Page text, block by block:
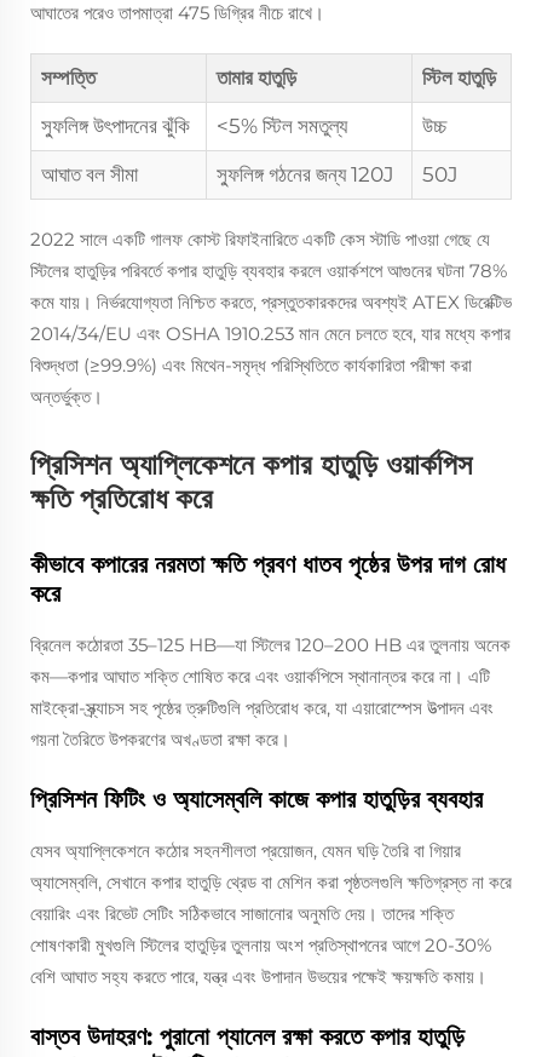
আঘাতের পরেও তাপমাত্রা 475 ডিগ্রির নীচে রাখে।
সম্পত্তি তামার হাতুড়ি
স্টিল হাতুড়ি
স্ফুলিঙ্গ উৎপাদনের ঝুঁকি
<5% স্টিল সমতুল্য
উচ্চ
আঘাত বল সীমা
স্ফুলিঙ্গ গঠনের জন্য 120J 50J
2022 সালে একটি গালফ কোস্ট রিফাইনারিতে একটি কেস স্টাডি পাওয়া গেছে যে
স্টিলের হাতুড়ির পরিবর্তে কপার হাতুড়ি ব্যবহার করলে ওয়ার্কশপে আগুনের ঘটনা 78%
কমে যায়। নির্ভরযোগ্যতা নিশ্চিত করতে, প্রস্তুতকারকদের অবশ্যই ATEX ডিরেক্টিভ
2014/34/EU এবং OSHA 1910.253 মান মেনে চলতে হবে, যার মধ্যে কপার
বিশুদ্ধতা (≥99.9%) এবং মিথেন-সমৃদ্ধ পরিস্থিতিতে কার্যকারিতা পরীক্ষা করা
অন্তর্ভুক্ত।
প্রিসিশন অ্যাপ্লিকেশনে কপার হাতুড়ি ওয়ার্কপিস
ক্ষতি প্রতিরোধ করে
কীভাবে কপারের নরমতা ক্ষতি প্রবণ ধাতব পৃষ্ঠের উপর দাগ রোধ
করে
ব্রিনেল কঠোরতা 35–125 HB—যা স্টিলের 120–200 HB এর তুলনায় অনেক
কম—কপার আঘাত শক্তি শোষিত করে এবং ওয়ার্কপিসে স্থানান্তর করে না। এটি
মাইক্রো-স্ক্র্যাচস সহ পৃষ্ঠের ত্রুটিগুলি প্রতিরোধ করে, যা এয়ারোস্পেস উত্পাদন এবং
গয়না তৈরিতে উপকরণের অখণ্ডতা রক্ষা করে।
প্রিসিশন ফিটিং ও অ্যাসেম্বলি কাজে কপার হাতুড়ির ব্যবহার
যেসব অ্যাপ্লিকেশনে কঠোর সহনশীলতা প্রয়োজন, যেমন ঘড়ি তৈরি বা গিয়ার
অ্যাসেম্বলি, সেখানে কপার হাতুড়ি থ্রেড বা মেশিন করা পৃষ্ঠতলগুলি ক্ষতিগ্রস্ত না করে
বেয়ারিং এবং রিভেট সেটিং সঠিকভাবে সাজানোর অনুমতি দেয়। তাদের শক্তি
শোষণকারী মুখগুলি স্টিলের হাতুড়ির তুলনায় অংশ প্রতিস্থাপনের আগে 20-30%
বেশি আঘাত সহ্য করতে পারে, যন্ত্র এবং উপাদান উভয়ের পক্ষেই ক্ষয়ক্ষতি কমায়।
বাস্তব উদাহরণ: পুরানো প্যানেল রক্ষা করতে কপার হাতুড়ি